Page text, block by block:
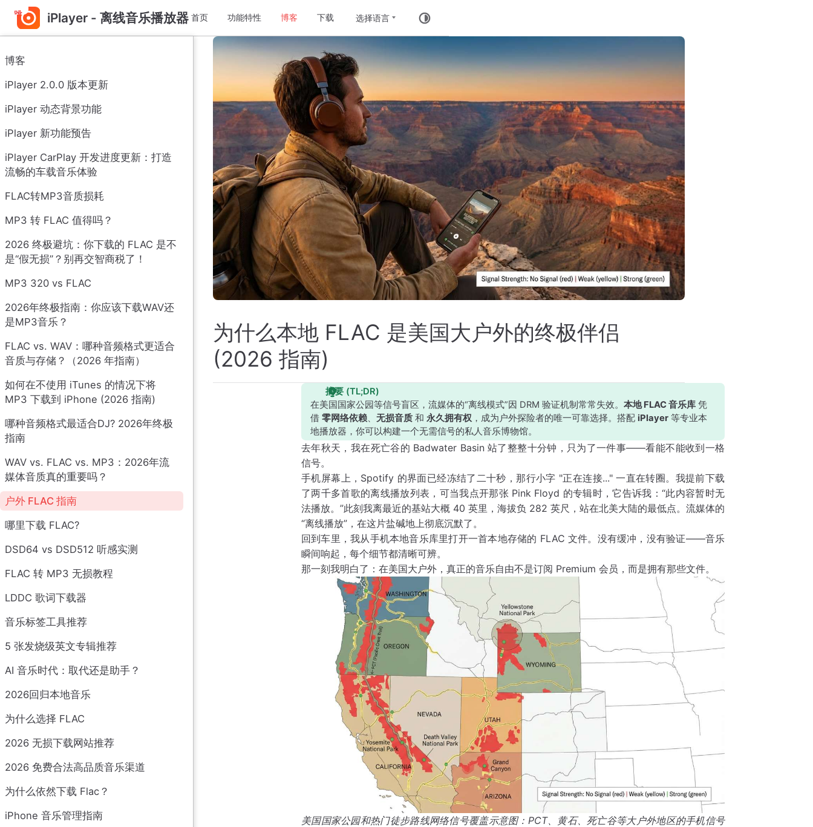
跳
至
主
內
iPlayer - 离线音乐播放器 首页 功能特性 博客 下载
博客
iPlayer 2.0.0 版本更新
iPlayer 动态背景功能
iPlayer 新功能预告
iPlayer CarPlay 开发进度更新：打造
流畅的车载音乐体验
FLAC转MP3音质损耗
MP3 转 FLAC 值得吗？
2026 终极避坑：你下载的 FLAC 是不
是“假无损”？别再交智商税了！
MP3 320 vs FLAC
2026年终极指南：你应该下载WAV还
是MP3音乐？
FLAC vs. WAV：哪种音频格式更适合
音质与存储？（2026 年指南）
如何在不使用 iTunes 的情况下将
MP3 下载到 iPhone (2026 指南)
哪种音频格式最适合DJ? 2026年终极
指南
WAV vs. FLAC vs. MP3：2026年流
媒体音质真的重要吗？
户外 FLAC 指南
哪里下载 FLAC?
DSD64 vs DSD512 听感实测
FLAC 转 MP3 无损教程
LDDC 歌词下载器
音乐标签工具推荐
5 张发烧级英文专辑推荐
AI 音乐时代：取代还是助手？
2026回归本地音乐
为什么选择 FLAC
2026 无损下载网站推荐
2026 免费合法高品质音乐渠道
为什么依然下载 Flac？
iPhone 音乐管理指南
为什么本地 FLAC 是美国大户外的终极伴侣
(2026 指南)
摘要 (TL;DR)
在美国国家公园等信号盲区，流媒体的“离线模式”因 DRM 验证机制常常失效。 本地 FLAC 音乐库凭
借 零网络依赖、 无损音质和 永久拥有权，成为户外探险者的唯一可靠选择。搭配 iPlayer等专业本
地播放器，你可以构建一个无需信号的私人音乐博物馆。
去年秋天，我在死亡谷的 Badwater Basin 站了整整十分钟，只为了一件事——看能不能收到一格
信号。
手机屏幕上，Spotify 的界面已经冻结了二十秒，那行小字 "正在连接..." 一直在转圈。我提前下载
了两千多首歌的离线播放列表，可当我点开那张 Pink Floyd 的专辑时，它告诉我：“此内容暂时无
法播放。”此刻我离最近的基站大概 40 英里，海拔负 282 英尺，站在北美大陆的最低点。流媒体的
“离线播放”，在这片盐碱地上彻底沉默了。
回到车里，我从手机本地音乐库里打开一首本地存储的 FLAC 文件。没有缓冲，没有验证——音乐
瞬间响起，每个细节都清晰可辨。
那一刻我明白了：在美国大户外，真正的音乐自由不是订阅 Premium 会员，而是拥有那些文件。
美国国家公园和热门徒步路线网络信号覆盖示意图：PCT、黄石、死亡谷等大户外地区的手机信号